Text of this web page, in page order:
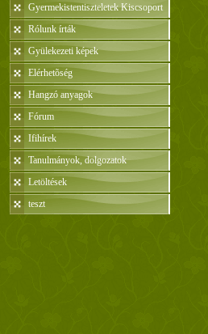
Gyermekistentiszteletek Kiscsoport
Rólunk írták
Gyülekezeti képek
Elérhetõség
Hangzó anyagok
Fórum
Ifihírek
Tanulmányok, dolgozatok
Letöltések
teszt